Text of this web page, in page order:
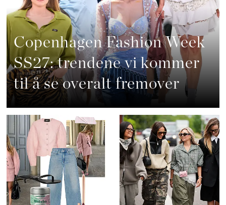
Copenhagen Fashion Week
SS27: trendene vi kommer
til å se overalt fremover